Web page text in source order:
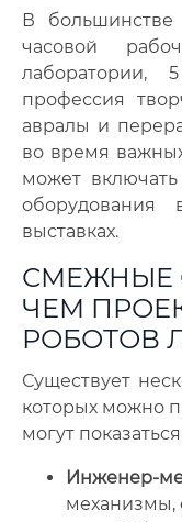
В большинстве
часовой
профессия
авралы и
во время
может
выставках.
СМЕЖНЫЕ
ЧЕМ
РОБОТОВ
Существует
которых можно
могут
Инженер-
механизмы,